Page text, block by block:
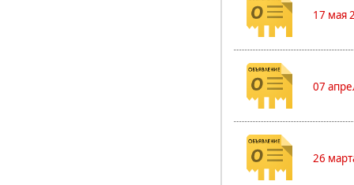
17 мая
07
26